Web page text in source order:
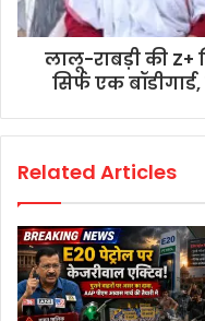
लालू-राबड़ी की Z+
सिर्फ एक
Related Articles